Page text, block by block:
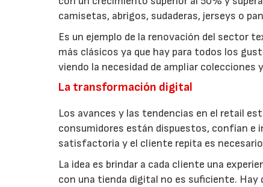
camisetas, abrigos, sudaderas, jerseys o
Es un ejemplo de la renovación del sector
más clásicos ya que hay para todos los
viendo la necesidad de ampliar colecciones
La transformación digital
Los avances y las tendencias en el retail
consumidores están dispuestos, confían e
satisfactoria y el cliente repita es
La idea es brindar a cada cliente una
con una tienda digital no es suficiente. Hay